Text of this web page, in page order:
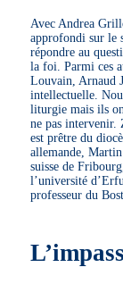
Avec Andrea
approfondi sur le
répondre au
la foi. Parmi ces
Louvain, Arnaud
intellectuelle.
liturgie mais ils
ne pas intervenir.
est prêtre du
allemande,
suisse de
l’université
professeur du